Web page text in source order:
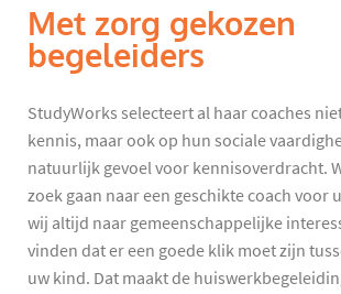
Met zorg gekozen
begeleiders
StudyWorks selecteert al haar coaches
kennis, maar ook op hun sociale
natuurlijk gevoel voor kennisoverdracht.
zoek gaan naar een geschikte coach voor
wij altijd naar gemeenschappelijke
vinden dat er een goede klik moet zijn
uw kind. Dat maakt de